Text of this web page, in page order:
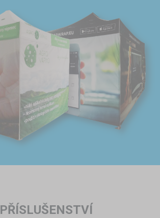
PŘÍSLUŠENSTVÍ